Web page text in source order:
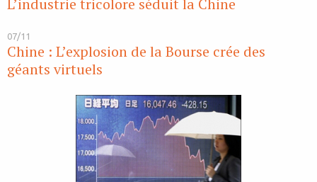
L’industrie tricolore séduit la Chine
07/11
Chine : L’explosion de la Bourse crée des
géants virtuels